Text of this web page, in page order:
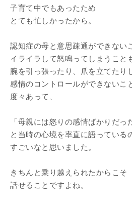
子育て中でもあったため
とても忙しかったから。
認知症の母と意思疎通ができない
イライラして怒鳴ってしまうこと
腕を引っ張ったり、爪を立てたり
感情のコントロールができないこ
度々あって、
「母親には怒りの感情ばかりだっ
と当時の心境を率直に語っている
すごいなと思いました。
きちんと乗り越えられたからこそ
話せることですよね。